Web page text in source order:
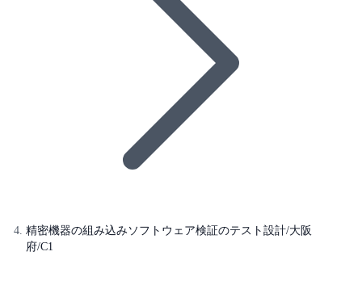
精密機器の組み込みソフトウェア検証のテスト設計/大阪
府/C1